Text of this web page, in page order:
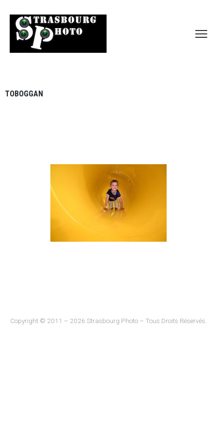
TOBOGGAN
Copyright © 2011 – 2026 Strasbourg Photo – Tous Droits Réservés.